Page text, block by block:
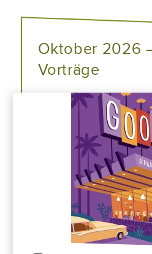
Oktober 2026
Vorträge